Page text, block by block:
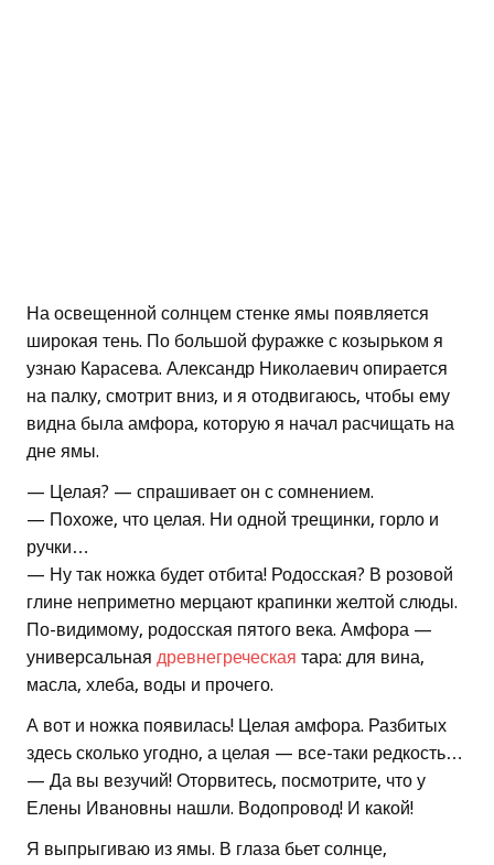
На освещенной солнцем стенке ямы появляется
широкая тень. По большой фуражке с козырьком я
узнаю Карасева. Александр Николаевич опирается
на палку, смотрит вниз, и я отодвигаюсь, чтобы ему
видна была амфора, которую я начал расчищать на
дне ямы.
— Целая? — спрашивает он с сомнением.
— Похоже, что целая. Ни одной трещинки, горло и
ручки…
— Ну так ножка будет отбита! Родосская? В розовой
глине неприметно мерцают крапинки желтой слюды.
По-видимому, родосская пятого века. Амфора —
универсальная древнегреческая тара: для вина,
масла, хлеба, воды и прочего.
А вот и ножка появилась! Целая амфора. Разбитых
здесь сколько угодно, а целая — все-таки редкость…
— Да вы везучий! Оторвитесь, посмотрите, что у
Елены Ивановны нашли. Водопровод! И какой!
Я выпрыгиваю из ямы. В глаза бьет солнце,